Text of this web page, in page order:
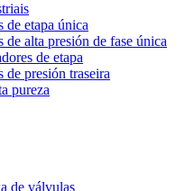
de etapa única
de alta presión de fase única
de etapa
de presión traseira
pureza
de válvulas